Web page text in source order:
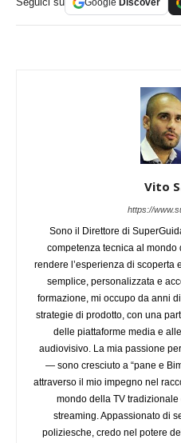
Google Discover
Vito
https://
Sono il Direttore di
competenza tecnica al mondo
rendere l’esperienza di scoperta
semplice, personalizzata e
formazione, mi occupo da anni
strategie di prodotto, con una
delle piattaforme media e
audiovisivo. La mia passione
— sono cresciuto a “pane e
attraverso il mio impegno nel
mondo della TV
streaming. Appassionato di
poliziesche, credo nel potere